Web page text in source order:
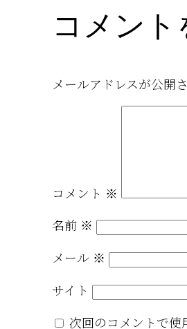
コメント
メールアドレスが公開
コメント ※
名前 ※
メール ※
サイト
次回のコメントで使